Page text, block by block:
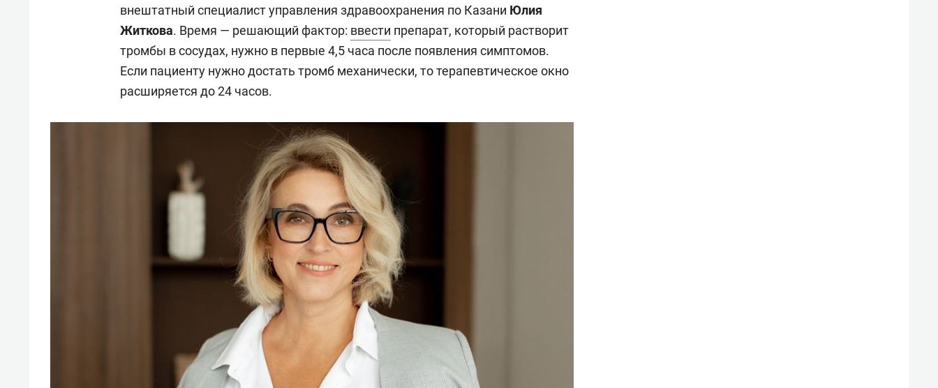
внештатный специалист управления здравоохранения по Казани Юлия
Житкова. Время — решающий фактор: ввести препарат, который растворит
тромбы в сосудах, нужно в первые 4,5 часа после появления симптомов.
Если пациенту нужно достать тромб механически, то терапевтическое окно
расширяется до 24 часов.